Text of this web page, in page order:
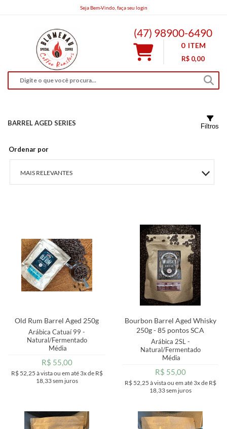
Seja Bem-Vindo, faça seu login
(47) 98900-6490
0 ITEM
R$ 0,00
BARREL AGED SERIES
Ordenar por
MAIS RELEVANTES
MAIOR PREÇO
A - Z
Filtros
Old Rum Barrel Aged 250g
Arábica Catuaí 99 -
Natural/Fermentado
Média
R$ 55,00
R$ 52,25 à vista ou em até 3xde R$
18,33sem juros
Bourbon Barrel Aged Whisky
250g - 85 pontos SCA
Arábica 2SL -
Natural/Fermentado
Média
R$ 55,00
R$ 52,25 à vista ou em até 3xde R$
18,33sem juros